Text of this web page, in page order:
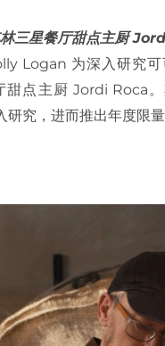
三星餐厅甜点主厨
Logan 为深入研究
点主厨 Jordi Roca
究，进而推出年度限量